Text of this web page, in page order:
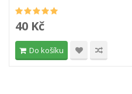
40 Kč
Do košíku